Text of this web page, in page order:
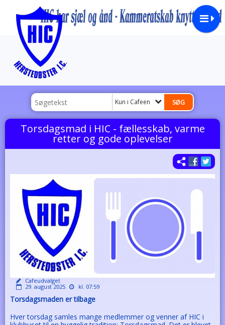
Kun i Cafeen
Torsdagsmad i HIC - fællesskab, varme
retter og gode oplevelser
Cafeudvalget
29. august 2025
kl. 07:59
Torsdagsmaden er tilbage
Hver torsdag samles mange medlemmer og venner af HIC i